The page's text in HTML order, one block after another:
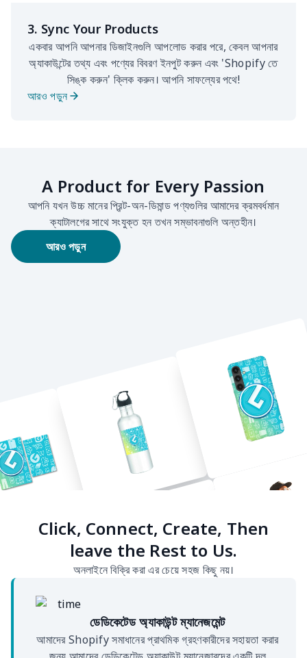
3. Sync Your Products
একবার আপনি আপনার ডিজাইনগুলি আপলোড করার পরে, কেবল আপনার
অ্যাকাউন্টের তথ্য এবং পণ্যের বিবরণ ইনপুট করুন এবং 'Shopify তে
সিঙ্ক করুন' ক্লিক করুন। আপনি সাফল্যের পথে!
আরও পড়ুন
A Product for Every Passion
আপনি যখন উচ্চ মানের প্রিন্ট-অন-ডিমান্ড পণ্যগুলির আমাদের ক্রমবর্ধমান
ক্যাটালগের সাথে সংযুক্ত হন তখন সম্ভাবনাগুলি অন্তহীন।
আরও পড়ুন
Click, Connect, Create, Then
leave the Rest to Us.
অনলাইনে বিক্রি করা এর চেয়ে সহজ কিছু নয়।
ডেডিকেটেড অ্যাকাউন্ট ম্যানেজমেন্ট
আমাদের Shopify সমাধানের প্রাথমিক গ্রহণকারীদের সহায়তা করার